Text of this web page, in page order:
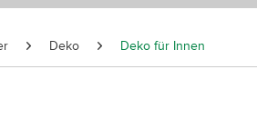
Deko Deko für Innen